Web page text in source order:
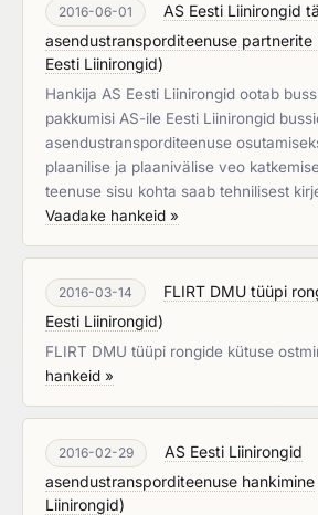
2016-06-01
AS Eesti Liinirongid
asendustransporditeenuse partnerite
Eesti Liinirongid)
Hankija AS Eesti Liinirongid ootab
pakkumisi AS-ile Eesti Liinirongid
asendustransporditeenuse
plaanilise ja plaanivälise veo
teenuse sisu kohta saab tehnilisest
Vaadake hankeid »
2016-03-14 FLIRT DMU tüüpi
Eesti Liinirongid)
FLIRT DMU tüüpi rongide kütuse
hankeid »
2016-02-29
AS Eesti Liinirongid
asendustransporditeenuse hankimine
Liinirongid)